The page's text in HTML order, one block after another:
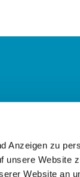
Anzeigen zu
unsere Website
Website an